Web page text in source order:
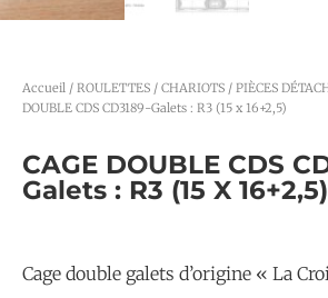
Accueil / ROULETTES / CHARIOTS / PIÈCES
DOUBLE CDS CD3189-Galets : R3 (15 x 16+2,5)
CAGE DOUBLE CDS
Galets : R3 (15 X 16+2,5)
Cage double galets d’origine « La